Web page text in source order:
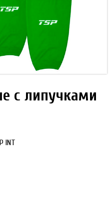
с липучками
INT